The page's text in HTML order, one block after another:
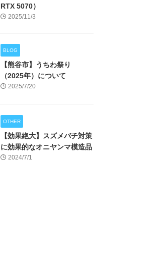
RTX 5070）
2025/11/3
BLOG
【熊谷市】うちわ祭り
（2025年）について
2025/7/20
OTHER
【効果絶大】スズメバチ対策
に効果的なオニヤンマ模造品
2024/7/1